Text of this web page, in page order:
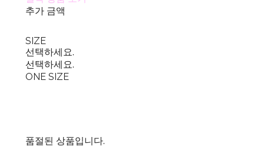
추가 금액
SIZE
선택하세요.
선택하세요.
ONE SIZE
품절된 상품입니다.